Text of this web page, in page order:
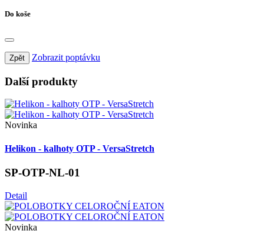
Do koše
Zpět Zobrazit poptávku
Dalšíprodukty
Novinka
Helikon - kalhoty OTP - VersaStretch
SP-OTP-NL-01
Detail
Novinka